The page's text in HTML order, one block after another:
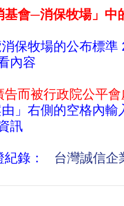
基會─消保牧場」中
保牧場的公布標準
內容
而被行政院公平
」右側的空格內輸
訊
錄： 台灣誠信企